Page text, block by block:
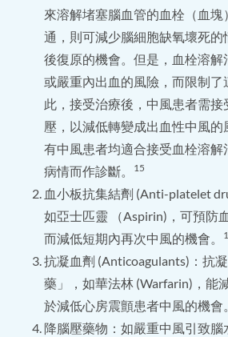
來溶解堵塞腦血管的血栓（血塊
通，則可減少腦細胞缺氧壞死的
後復原的機會。但是，血栓溶解
或嚴重內出血的風險，而限制了
此，接受治療後，中風患者需接
壓，以減低轉變成出血性中風
有中風患者均適合接受血栓溶
病情而作診斷。
15
血小板抗集結劑 (Anti-platelet
如亞士匹靈 （Aspirin)，可預防
而減低短期內再次中風的機會。
抗凝血劑 (Anticoagulants)：抗
藥」，如華法林 (Warfarin)，能
於減低心房震顫患者中風的機會。
降腦壓藥物：如嚴重中風引致